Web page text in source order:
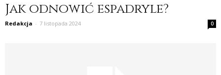
Jak odnowić espadryle?
Redakcja - 7 listopada 2024 0